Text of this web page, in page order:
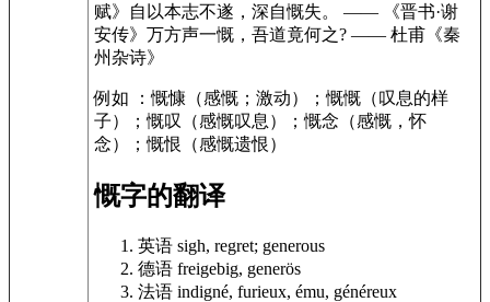
赋》
自以本志不遂，深自慨失。 —— 《晋书·谢
安传》 万方声一慨，吾道竟何之? —— 杜甫《秦
州杂诗》
例如 ：慨慷（感慨；激动）；慨慨（叹息的样
子）；慨叹（感慨叹息）；慨念（感慨，怀
念）；慨恨（感慨遗恨）
慨字的翻译
英语 sigh, regret; generous
德语 freigebig, generös
法语 indigné, furieux, ému, généreux